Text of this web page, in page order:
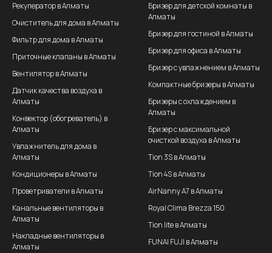
Рекуператор в Алматы
Очиститель для дома в Алматы
Фильтр для дома в Алматы
Приточные клапаны в Алматы
Вентилятор в Алматы
Датчик качества воздуха в
Алматы
Конвектор (обогреватель) в
Алматы
Увлажнитель для дома в
Алматы
Кондиционеры в Алматы
Проветриватели в Алматы
Канальные вентиляторы в
Алматы
Накладные вентиляторы в
Алматы
Бризер для детской комнаты в
Алматы
Бризер для гостиной в Алматы
Бризер для офиса в Алматы
Бризер с увлажнением в Алматы
Компактные бризеры в Алматы
Бризеры с охлаждением в
Алматы
Бризер с максимальной
очисткой воздуха в Алматы
Tion 3S в Алматы
Tion 4S в Алматы
AirNanny A7 в Алматы
Royal Clima Brezza 150
Tion lite в Алматы
FUNAI FUJI в Алматы